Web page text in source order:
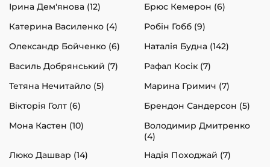
Ірина Дем'янова (12)
Брюс Кемерон (6)
Катерина Василенко (4)
Робін Гобб (9)
Олександр Бойченко (6)
Наталія Будна (142)
Василь Добрянський (7)
Рафал Косік (7)
Тетяна Нечитайло (5)
Марина Гримич (7)
Вікторія Голт (6)
Брендон Сандерсон (5)
Мона Кастен (10)
Володимир Дмитренко
(4)
Люко Дашвар (14)
Надія Походжай (7)